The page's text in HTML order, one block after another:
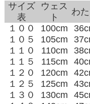
サイズ
表
ウェス
ト
わ
１００
100cm
１０５
105cm
１１０
110cm
１１５
115cm
１２０
120cm
１２５
125cm
１３０
130cm